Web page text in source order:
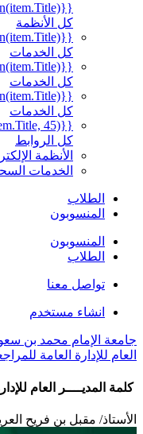
{{mmc.getCurrentTranslation(item.Title)}}
كل الأنظمة
{{mmc.getCurrentTranslation(item.Title)}}
كل الخدمات
{{mmc.getCurrentTranslation(item.Title)}}
كل الخدمات
{{mmc.getCurrentTranslation(item.Title)}}
كل الخدمات
{{mmc.getTrimmedTranslation(item.Title, 45)}}
كل الروابط
الأنظمة
الخدمات
الطلاب
المنسوبون
المنسوبون
الطلاب
تواصل معنا
انشاء مستخدم
الإمام محمد بن سعود
للإدارة العامة
المديــــر العام
مقبل بن فريح